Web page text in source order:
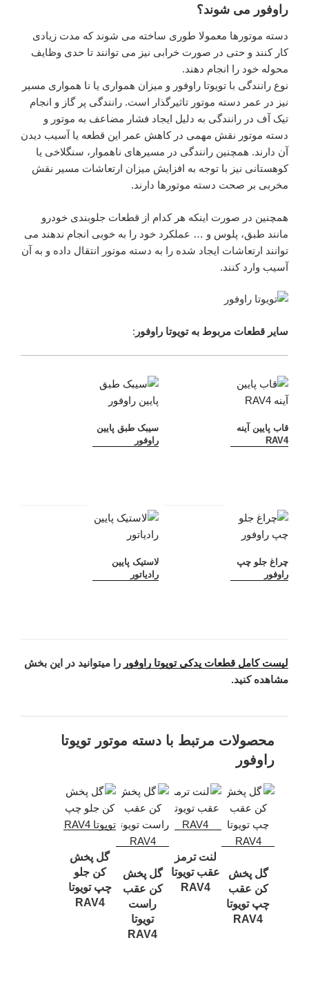
راوفور می شوند؟
دسته موتورها معمولا طوری ساخته می شوند که مدت زیادی
کار کنند و حتی در صورت خرابی نیز می توانند تا حدی وظایف
محوله خود را انجام دهند.
نوع رانندگی با تویوتا راوفور و میزان همواری یا نا همواری مسیر
نیز در عمر دسته موتور تاثیرگذار است. رانندگی پر گاز و انجام
تیک آف در رانندگی به دلیل ایجاد فشار مضاعف به موتور و
دسته موتور نقش مهمی در کاهش عمر این قطعه یا آسیب دیدن
آن دارند. همچنین رانندگی در مسیرهای ناهموار، سنگلاخی یا
کوهستانی نیز با توجه به افزایش میزان ارتعاشات مسیر نقش
مخربی بر صحت دسته موتورها دارند.
همچنین در صورت اینکه هر کدام از قطعات جلوبندی خودرو
مانند طبق، پلوس و … عملکرد خود را به خوبی انجام ندهند می
توانند ارتعاشات ایجاد شده را به دسته موتور انتقال داده و به آن
آسیب وارد کنند.
سایر قطعات مربوط به تویوتا راوفور :
قاب پایین آینه
RAV4
سیبک طبق پایین
راوفور
چراغ جلو چپ
راوفور
لاستیک پایین
رادیاتور
لیست کامل قطعات یدکی تویوتا راوفور را میتوانید در این بخش
مشاهده کنید.
محصولات مرتبط با دسته موتور تویوتا
راوفور
گل پخش
کن عقب
چپ تویوتا
RAV4
لنت ترمز
عقب تویوتا
RAV4
گل پخش
کن عقب
راست
تویوتا
RAV4
گل پخش
کن جلو
چپ تویوتا
RAV4